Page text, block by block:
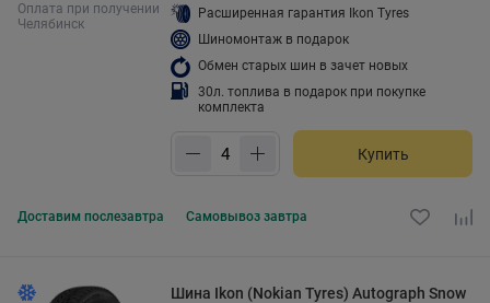
Оплата при получении
Челябинск
Расширенная гарантия Ikon Tyres
Шиномонтаж в подарок
Обмен старых шин в зачет новых
30л. топлива в подарок при покупке
комплекта
Купить
Доставим послезавтра Самовывоз завтра
Шина Ikon (Nokian Tyres) Autograph Snow